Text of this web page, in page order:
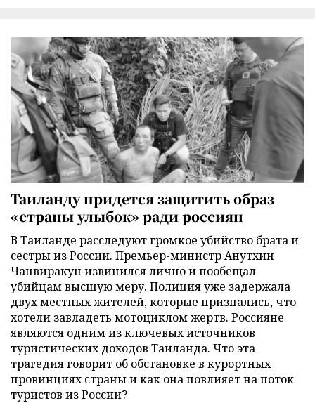
Таиланду придется защитить образ
«страны улыбок» ради россиян
В Таиланде расследуют громкое убийство брата и
сестры из России. Премьер-министр Анутхин
Чанвиракун извинился лично и пообещал
убийцам высшую меру. Полиция уже задержала
двух местных жителей, которые признались, что
хотели завладеть мотоциклом жертв. Россияне
являются одним из ключевых источников
туристических доходов Таиланда. Что эта
трагедия говорит об обстановке в курортных
провинциях страны и как она повлияет на поток
туристов из России?